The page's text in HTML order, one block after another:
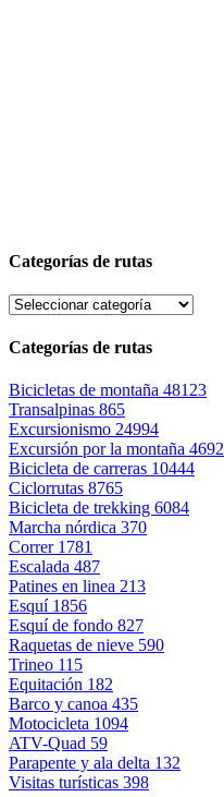
Categorías de rutas
Categorías de rutas
Bicicletas de montaña 48123
Transalpinas 865
Excursionismo 24994
Excursión por la montaña 4692
Bicicleta de carreras 10444
Ciclorrutas 8765
Bicicleta de trekking 6084
Marcha nórdica 370
Correr 1781
Escalada 487
Patines en linea 213
Esquí 1856
Esquí de fondo 827
Raquetas de nieve 590
Trineo 115
Equitación 182
Barco y canoa 435
Motocicleta 1094
ATV-Quad 59
Parapente y ala delta 132
Visitas turísticas 398